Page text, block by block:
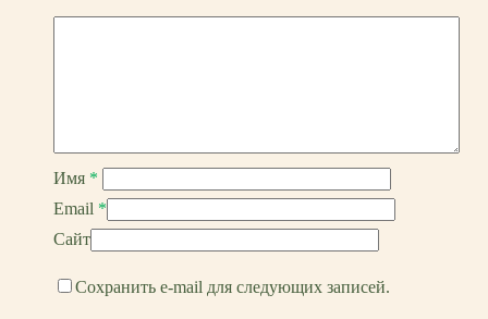
Имя *
Email *
Сайт
Сохранить e-mail для следующих записей.